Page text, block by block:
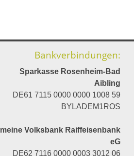
Bankverbindungen:
Sparkasse Rosenheim-Bad
Aibling
DE61 7115 0000 0000 1008 59
BYLADEM1ROS
meine Volksbank Raiffeisenbank
eG
DE62 7116 0000 0003 3012 06